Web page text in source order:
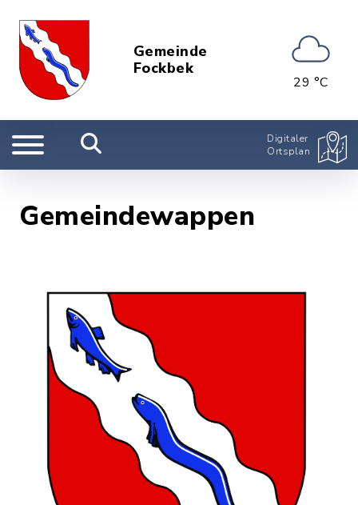
Gemeinde
Fockbek
29 °C
Digitaler
Ortsplan
Gemeindewappen